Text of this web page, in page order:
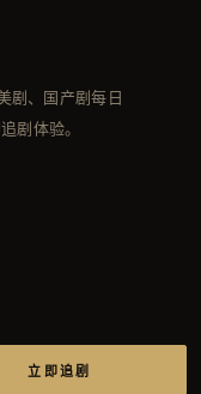
剧、国产剧每日
剧体验。
立即追剧